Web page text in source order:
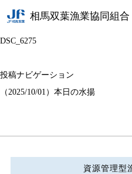
相馬双葉漁業協同組合
DSC_6275
投稿ナビゲーション
（2025/10/01）本日の水揚
資源管理型